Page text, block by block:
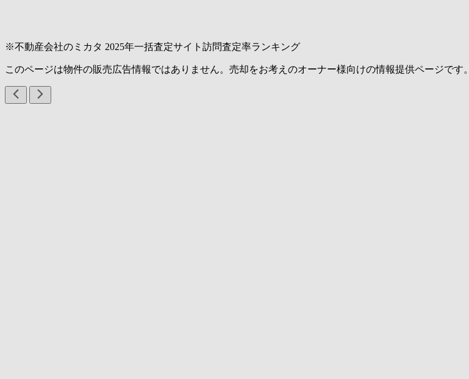
※不動産会社のミカタ 2025年一括査定サイト訪問査定率ランキング
このページは物件の販売広告情報ではありません。売却をお考えのオーナー様向けの情報提供ページです。